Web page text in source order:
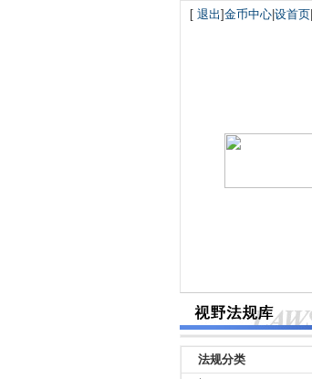
[ 退出]金币中心 设首页
法规分类